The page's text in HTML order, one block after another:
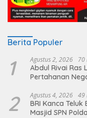
Berita Populer
1 Agustus 2, 2026 70
Abdul Rivai Ras
Pertahanan
2 Agustus 4, 2026 49
BRI Kanca Teluk
Masjid SPN